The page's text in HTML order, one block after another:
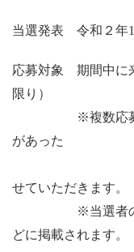
当選発表 令和２年
応募対象 期間中に
限り）
※複数応募、来
があった
場合
せていただきます。
※当選者のお名
どに掲載されます。